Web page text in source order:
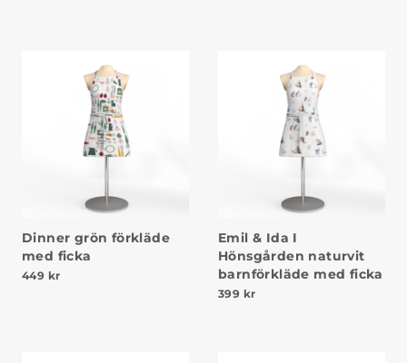
Dinner grön förkläde
med ficka
449 kr
Emil & Ida I
Hönsgården naturvit
barnförkläde med ficka
399 kr